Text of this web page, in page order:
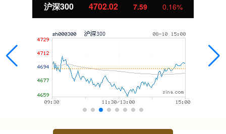
沪深300 4702.02 7.59 0.16%